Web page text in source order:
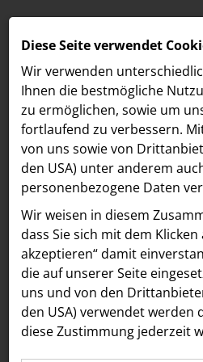
MELDUNGEN
LOEBELL NORDBERG
INNER
aehre
Astoria Artshow
B/S/H Hausgeräte
Meldungen /
Text Bilder
30.12.2024
blicken
Diese Seite verwendet
Wir verwenden
Ihnen die best­mögliche
zu ermöglichen, sowie um
fortlaufend zu verbessern.
von uns sowie von
den USA) unter anderem
personenbezogene Daten
Wir weisen in diesem
dass Sie sich mit dem Klicken
akzeptieren“ damit
die auf unserer Seite
uns und von den
den USA) verwendet werden
diese Zustimmung jederzeit